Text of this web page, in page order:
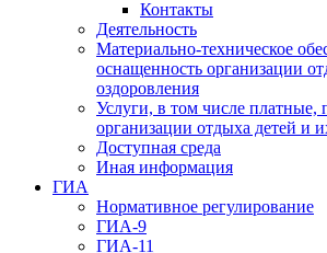
Контакты
Деятельность
Материально-техническое
оснащенность организации
оздоровления
Услуги, в том числе платные,
организации отдыха детей и
Доступная среда
Иная информация
ГИА
Нормативное регулирование
ГИА-9
ГИА-11